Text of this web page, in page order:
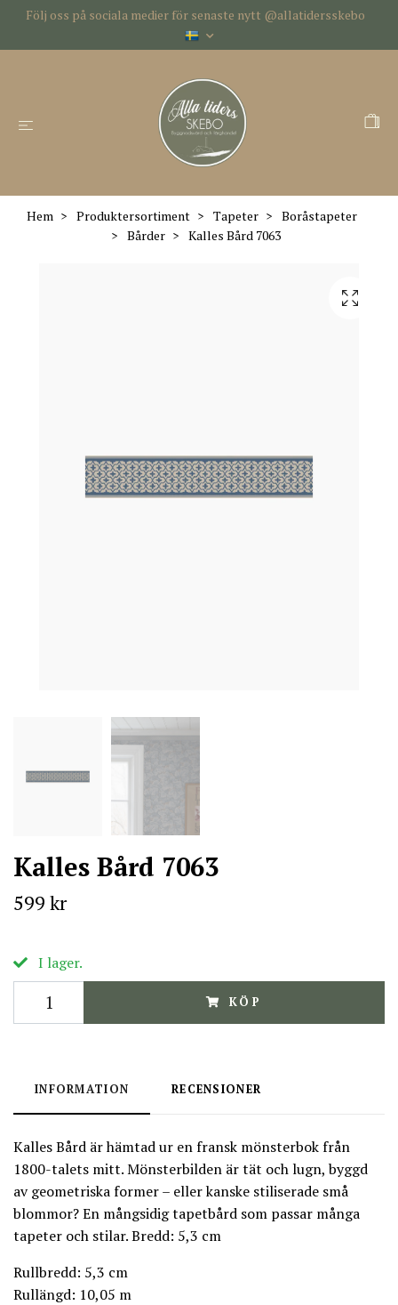
Följ oss på sociala medier för senaste nytt @allatidersskebo
Hem Produktersortiment Tapeter
Boråstapeter
Bårder
Kalles Bård 7063
Kalles Bård 7063
599 kr
I lager.
KÖP
INFORMATION RECENSIONER
Kalles Bård är hämtad ur en fransk mönsterbok från
1800-talets mitt. Mönsterbilden är tät och lugn, byggd
av geometriska former – eller kanske stiliserade små
blommor? En mångsidig tapetbård som passar många
tapeter och stilar. Bredd: 5,3 cm
Rullbredd: 5,3 cm
Rullängd: 10,05 m